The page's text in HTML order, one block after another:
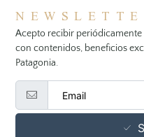
Acepto recibir
con contenidos, beneficios
Patagonia.